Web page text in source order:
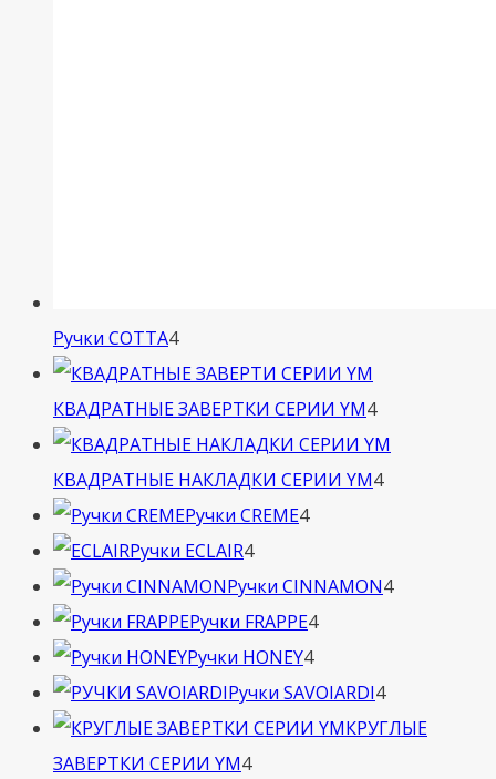
Ручки COTTA44
товара
КВАДРАТНЫЕ ЗАВЕРТКИ СЕРИИ YM44
товара
КВАДРАТНЫЕ НАКЛАДКИ СЕРИИ YM44
Ручки CREME44
Ручки ECLAIR44
товара
Ручки CINNAMON44
Ручки FRAPPE44
Ручки HONEY44
товара
Ручки SAVOIARDI44
товара
КРУГЛЫЕ
ЗАВЕРТКИ СЕРИИ YM44